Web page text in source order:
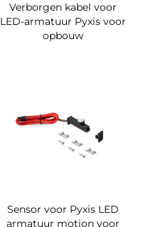
Verborgen kabel voor
LED-armatuur Pyxis voor
opbouw
Sensor voor Pyxis LED
armatuur motion voor